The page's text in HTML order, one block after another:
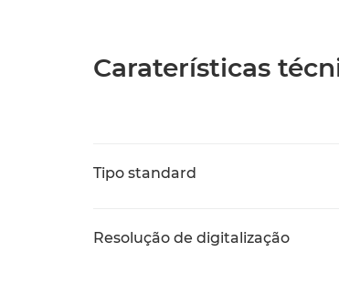
Caraterísticas
Tipo standard
Resolução de digitalização